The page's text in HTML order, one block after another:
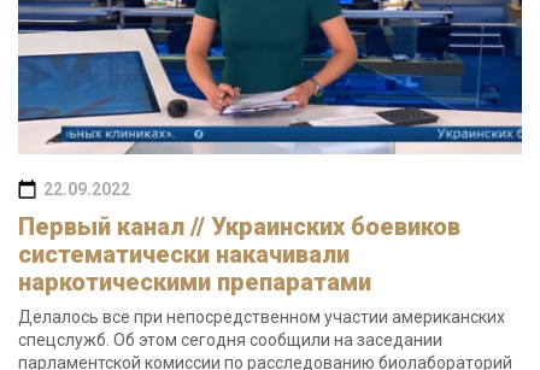
22.09.2022
Первый канал // Украинских боевиков
систематически накачивали
наркотическими препаратами
Делалось все при непосредственном участии американских
спецслужб. Об этом сегодня сообщили на заседании
парламентской комиссии по расследованию биолабораторий